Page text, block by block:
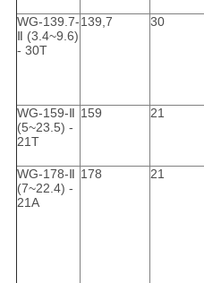
WG-139.7-
Ⅱ (3.4~9.6)
- 30T
139,7 30
WG-159-Ⅱ
(5~23.5) -
21T
159 21
WG-178-Ⅱ
(7~22.4) -
21A
178 21